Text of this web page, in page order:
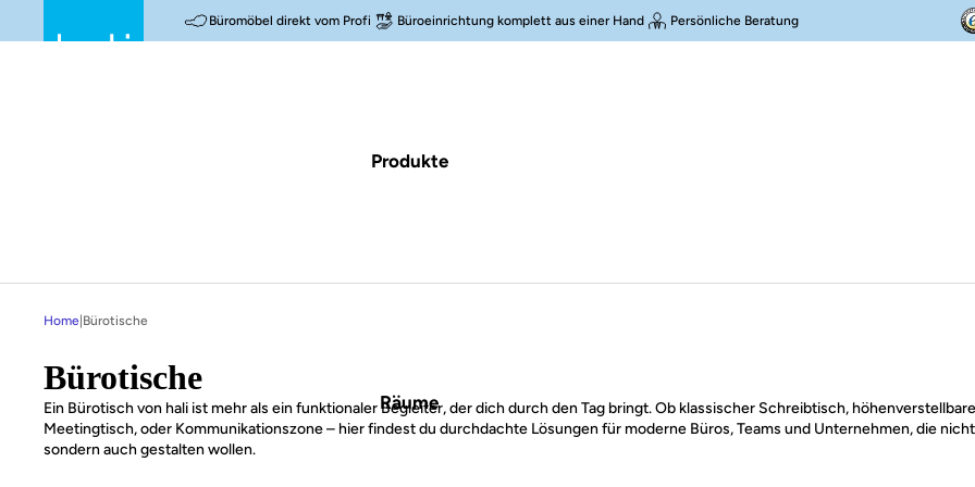
Büromöbel direkt vom Profi Büroeinrichtung komplett aus einer Hand Persönliche Beratung
Produkte
Räume
Home Bürotische
Bürotische
Ein Bürotisch von hali ist mehr als ein funktionaler Begleiter, der dich durch den Tag bringt. Ob klassischer Schreibtisch,
Meetingtisch, oder Kommunikationszone – hier findest du durchdachte Lösungen für moderne Büros, Teams und Unternehmen, die
sondern auch gestalten wollen.